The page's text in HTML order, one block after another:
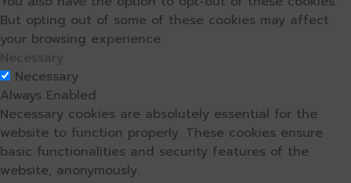
But opting out of some of these cookies may affect
your browsing experience.
Necessary
Necessary
Always Enabled
Necessary cookies are absolutely essential for the
website to function properly. These cookies ensure
basic functionalities and security features of the
website, anonymously.